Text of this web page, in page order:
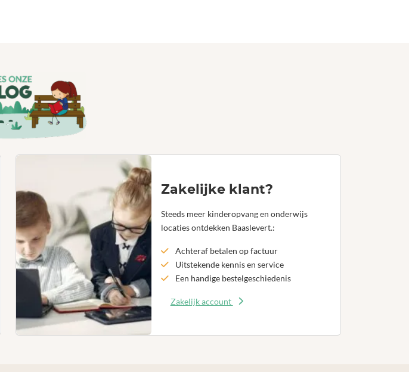
Zakelijke klant?
Steeds meer kinderopvang en onderwijs
locaties ontdekken Baaslevert.:
Achteraf betalen op factuur
Uitstekende kennis en service
Een handige bestelgeschiedenis
Zakelijk account